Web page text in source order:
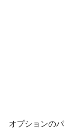
オプションの